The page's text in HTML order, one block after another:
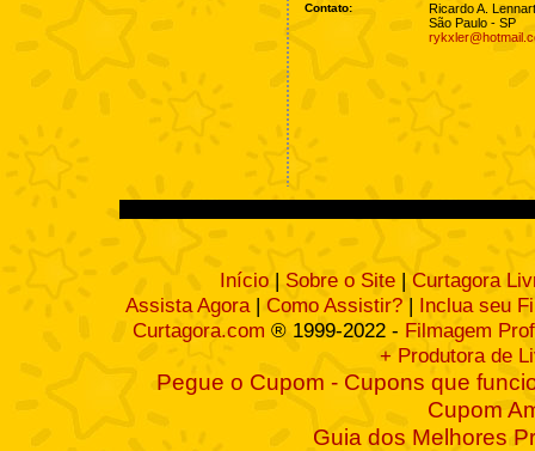
Contato:
Ricardo A. Lennart
São Paulo - SP
Início | Sobre o Site | Curtagora
Assista Agora| Como Assistir? | Inclua seu
Curtagora.com ® 1999-2022 - Filmagem
+ Produtora de
Pegue o Cupom - Cupons que
Cupom
Guia dos Melhores